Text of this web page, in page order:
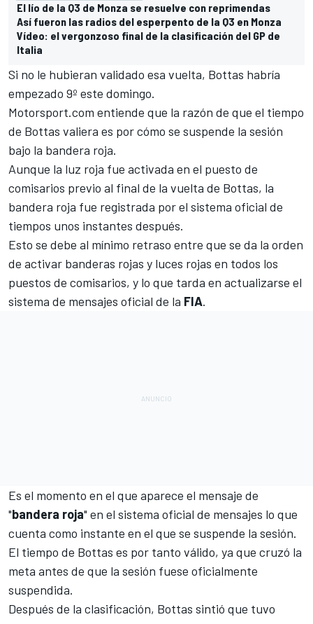
El lío de la Q3 de Monza se resuelve con reprimendas
Así fueron las radios del esperpento de la Q3 en Monza
Vídeo: el vergonzoso final de la clasificación del GP de
Italia
Si no le hubieran validado esa vuelta, Bottas habría
empezado 9º este domingo.
Motorsport.com entiende que la razón de que el tiempo
de Bottas valiera es por cómo se suspende la sesión
bajo la bandera roja.
Aunque la luz roja fue activada en el puesto de
comisarios previo al final de la vuelta de Bottas, la
bandera roja fue registrada por el sistema oficial de
tiempos unos instantes después.
Esto se debe al mínimo retraso entre que se da la orden
de activar banderas rojas y luces rojas en todos los
puestos de comisarios, y lo que tarda en actualizarse el
sistema de mensajes oficial de la FIA.
Es el momento en el que aparece el mensaje de
"bandera roja" en el sistema oficial de mensajes lo que
cuenta como instante en el que se suspende la sesión.
El tiempo de Bottas es por tanto válido, ya que cruzó la
meta antes de que la sesión fuese oficialmente
suspendida.
Después de la clasificación, Bottas sintió que tuvo